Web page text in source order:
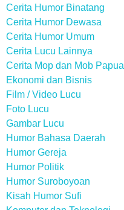
Cerita Humor Binatang
Cerita Humor Dewasa
Cerita Humor Umum
Cerita Lucu Lainnya
Cerita Mop dan Mob Papua
Ekonomi dan Bisnis
Film / Video Lucu
Foto Lucu
Gambar Lucu
Humor Bahasa Daerah
Humor Gereja
Humor Politik
Humor Suroboyoan
Kisah Humor Sufi